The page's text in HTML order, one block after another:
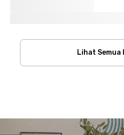
Lihat Semua